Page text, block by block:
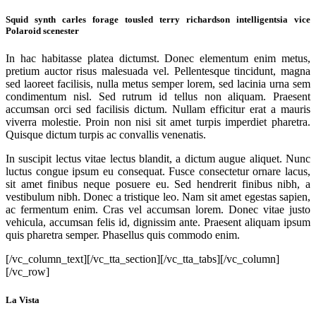
Squid synth carles forage tousled terry richardson intelligentsia vice
Polaroid scenester
In hac habitasse platea dictumst. Donec elementum enim metus,
pretium auctor risus malesuada vel. Pellentesque tincidunt, magna
sed laoreet facilisis, nulla metus semper lorem, sed lacinia urna sem
condimentum nisl. Sed rutrum id tellus non aliquam. Praesent
accumsan orci sed facilisis dictum. Nullam efficitur erat a mauris
viverra molestie. Proin non nisi sit amet turpis imperdiet pharetra.
Quisque dictum turpis ac convallis venenatis.
In suscipit lectus vitae lectus blandit, a dictum augue aliquet. Nunc
luctus congue ipsum eu consequat. Fusce consectetur ornare lacus,
sit amet finibus neque posuere eu. Sed hendrerit finibus nibh, a
vestibulum nibh. Donec a tristique leo. Nam sit amet egestas sapien,
ac fermentum enim. Cras vel accumsan lorem. Donec vitae justo
vehicula, accumsan felis id, dignissim ante. Praesent aliquam ipsum
quis pharetra semper. Phasellus quis commodo enim.
[/vc_column_text][/vc_tta_section][/vc_tta_tabs][/vc_column]
[/vc_row]
La Vista